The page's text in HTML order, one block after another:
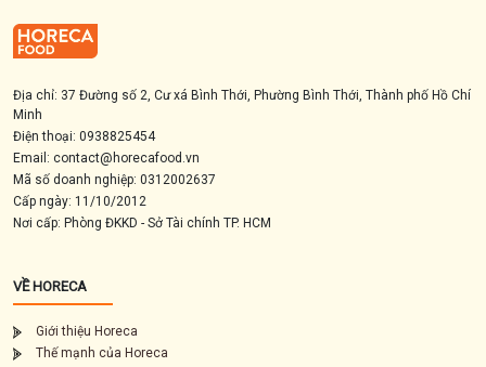
Địa chỉ: 37 Đường số 2, Cư xá Bình Thới, Phường Bình Thới, Thành phố Hồ Chí
Minh
Điện thoại: 0938825454
Email: contact@horecafood.vn
Mã số doanh nghiệp: 0312002637
Cấp ngày: 11/10/2012
Nơi cấp: Phòng ĐKKD - Sở Tài chính TP. HCM
VỀ HORECA
Giới thiệu Horeca
Thế mạnh của Horeca